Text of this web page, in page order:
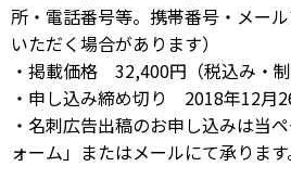
所・電話番号等。携帯番号・メー
いただく場合があります）
・掲載価格 32,400円（税込み・制
・申し込み締め切り 2018年12月
・名刺広告出稿のお申し込みは当
ォーム」またはメールにて承ります